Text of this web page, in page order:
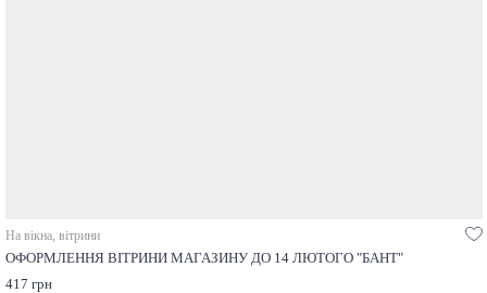
На вікна, вітрини
ОФОРМЛЕННЯ ВІТРИНИ МАГАЗИНУ ДО 14 ЛЮТОГО "БАНТ"
417 грн